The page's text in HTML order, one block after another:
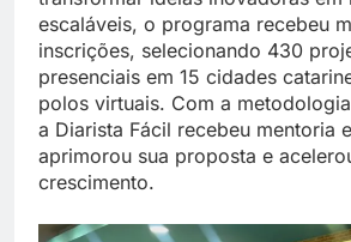
escaláveis, o programa recebeu
inscrições, selecionando 430
presenciais em 15 cidades
polos virtuais. Com a
a Diarista Fácil recebeu mentoria
aprimorou sua proposta e
crescimento.